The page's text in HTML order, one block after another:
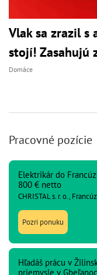
Vlak sa zrazil s
stojí! Zasahujú
Domáce
Pracovné pozície
Elektrikár do
800 € netto
CHRISTAL s. r. o.,
Pozri ponuku
Hľadáš prácu v
priemysle v